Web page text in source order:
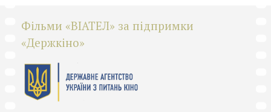
Фільми «ВІАТЕЛ» за підпримки
«Держкіно»